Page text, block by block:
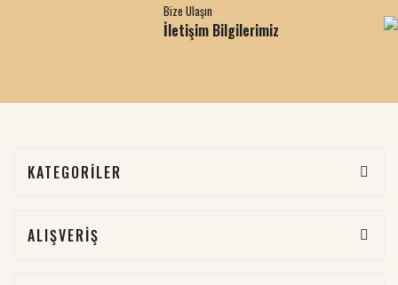
Bize Ulaşın
İletişim Bilgilerimiz
KATEGORİLER
ALIŞVERİŞ